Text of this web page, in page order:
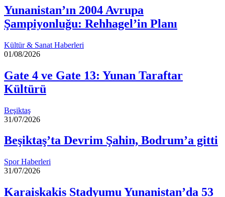
Yunanistan’ın 2004 Avrupa
Şampiyonluğu: Rehhagel’in Planı
Kültür & Sanat Haberleri
01/08/2026
Gate 4 ve Gate 13: Yunan Taraftar
Kültürü
Beşiktaş
31/07/2026
Beşiktaş’ta Devrim Şahin, Bodrum’a gitti
Spor Haberleri
31/07/2026
Karaiskakis Stadyumu Yunanistan’da 53